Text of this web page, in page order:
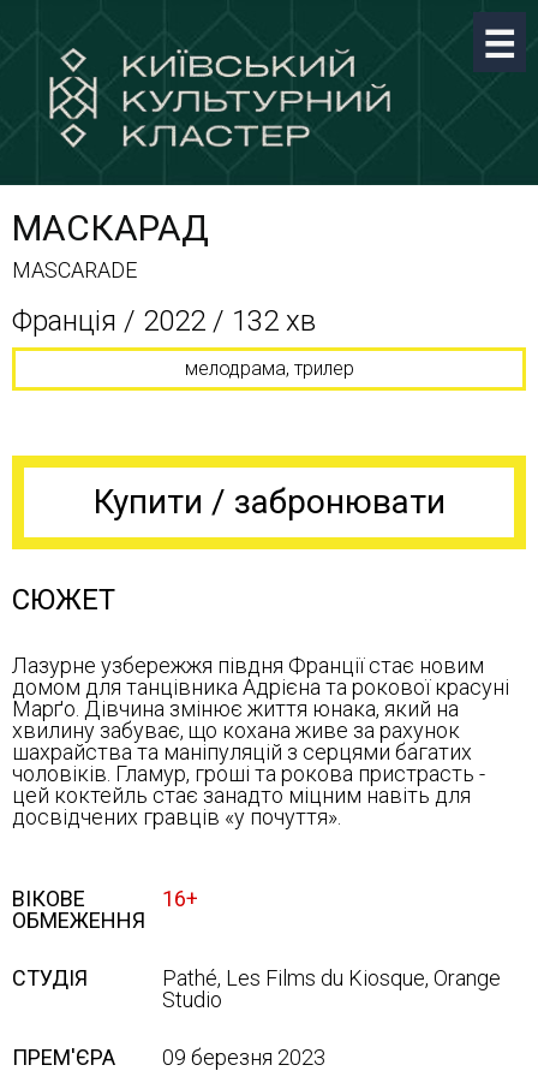
МАСКАРАД
MASCARADE
Франція / 2022 / 132 хв
мелодрама, трилер
Купити / забронювати
СЮЖЕТ
Лазурне узбережжя півдня Франції стає новим
домом для танцівника Адрієна та рокової красуні
Марґо. Дівчина змінює життя юнака, який на
хвилину забуває, що кохана живе за рахунок
шахрайства та маніпуляцій з серцями багатих
чоловіків. Гламур, гроші та рокова пристрасть -
цей коктейль стає занадто міцним навіть для
досвідчених гравців «у почуття».
ВІКОВЕ
ОБМЕЖЕННЯ
16+
СТУДІЯ
Pathé, Les Films du Kiosque, Orange
Studio
ПРЕМ'ЄРА 09 березня 2023